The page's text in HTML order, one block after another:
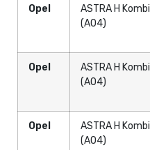
Opel
ASTRA H Kombi
(A04)
Opel
ASTRA H Kombi
(A04)
Opel
ASTRA H Kombi
(A04)